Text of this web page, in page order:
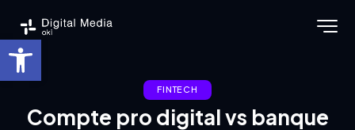
Ouvrir la barre d’outils
FINTECH
Compte pro digital vs banque